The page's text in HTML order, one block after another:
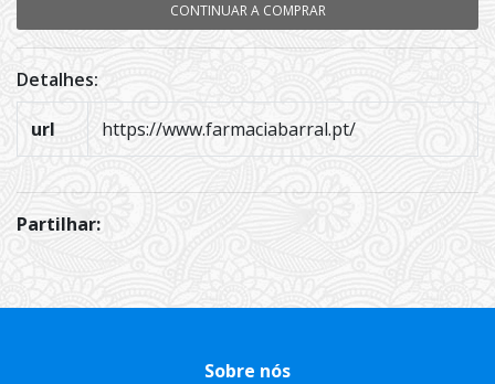
CONTINUAR A COMPRAR
Detalhes:
url https://www.farmaciabarral.pt/
Partilhar:
Sobre nós